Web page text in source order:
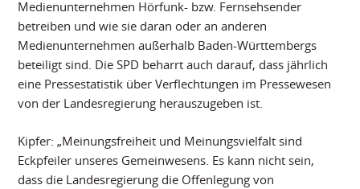
Medienunternehmen Hörfunk- bzw. Fernsehsender
betreiben und wie sie daran oder an anderen
Medienunternehmen außerhalb Baden-Württembergs
beteiligt sind. Die SPD beharrt auch darauf, dass jährlich
eine Pressestatistik über Verflechtungen im Pressewesen
von der Landesregierung herauszugeben ist.
Kipfer: „Meinungsfreiheit und Meinungsvielfalt sind
Eckpfeiler unseres Gemeinwesens. Es kann nicht sein,
dass die Landesregierung die Offenlegung von